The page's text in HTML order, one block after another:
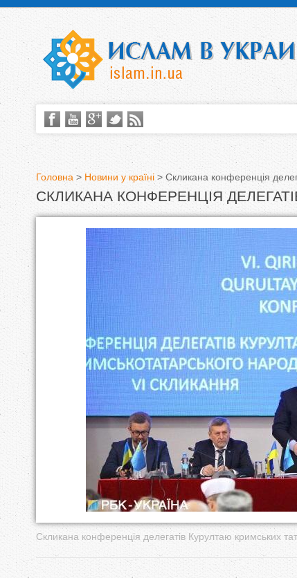
В
Головна > Новини у країні > Скликана конференція
СКЛИКАНА КОНФЕРЕНЦІЯ
Скликана конференція делегатів Курултаю кримських